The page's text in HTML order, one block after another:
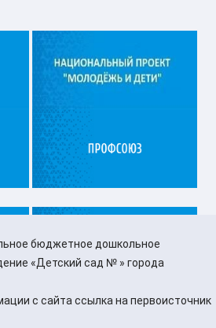
бюджетное дошкольное
«Детский сад № » города
с сайта ссылка на первоисточник